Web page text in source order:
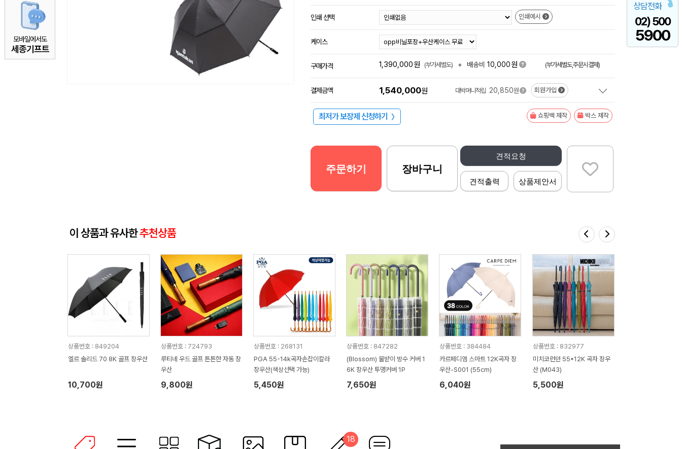
모바일에서도
세종기프트
상담전화
02) 500
5900
인쇄 선택 인쇄예시
케이스
구매가격 1,390,000원 (부가세별도) + 배송비 10,000원 (부가세별도,주문시결제)
결제금액 1,540,000원 대박머니적립 20,850원 회원가입
최저가 보장제 신청하기 〉 쇼핑백 제작 박스 제작
견적요청
견적출력 상품제안서
주문하기 장바구니
이 상품과 유사한추천상품
상품번호 : 849204
엘르 솔리드 70 8K 골프 장우산
10,700원
상품번호 : 724793
루티네 우드 골프 튼튼한 자동 장
우산
9,800원
상품번호 : 268131
PGA 55-14k곡자손잡이칼라
장우산(색상선택 가능)
5,450원
상품번호 : 847282
(Blossom) 물받이 방수 커버 1
6K 장우산 투명커버 1P
7,650원
상품번호 : 384484
카르페디엠 스마트 12K곡자 장
우산-S001 (55cm)
6,040원
상품번호 : 832977
미치코런던 55*12K 곡자 장우
산 (M043)
5,500원
18